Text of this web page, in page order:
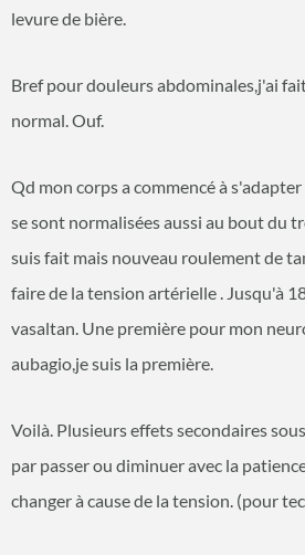
levure de bière.
Bref pour douleurs abdominales,j'ai
normal. Ouf.
Qd mon corps a commencé à
se sont normalisées aussi au bout du
suis fait mais nouveau roulement de
faire de la tension artérielle . Jusqu'à
vasaltan. Une première pour mon
aubagio,je suis la première.
Voilà. Plusieurs effets secondaires
par passer ou diminuer avec la
changer à cause de la tension. (pour